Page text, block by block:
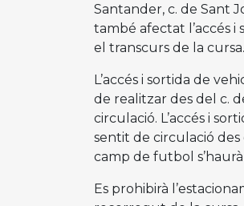
Santander, c. de Sant
també afectat l’accés
el transcurs de la cursa.
L’accés i sortida de
de realitzar des del c.
circulació. L’accés i
sentit de circulació des
camp de futbol
Es prohibirà